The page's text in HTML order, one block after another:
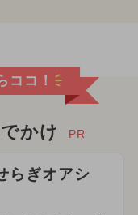
ココ！
かけ PR
らぎオアシ